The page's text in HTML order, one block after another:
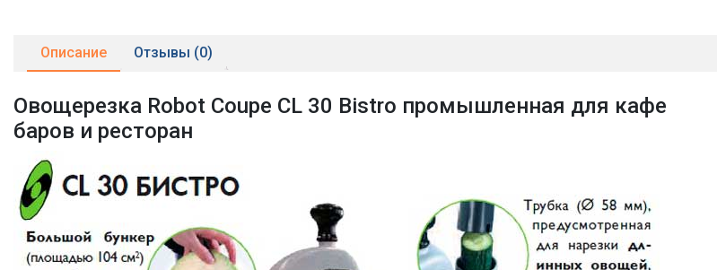
Описание Отзывы (0)
Овощерезка Robot Coupe CL 30 Bistro промышленная для кафе
баров и ресторан